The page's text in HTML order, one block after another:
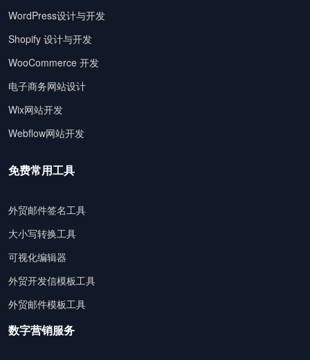
WordPress设计与开发
Shopify 设计与开发
WooCommerce 开发
电子商务网站设计
Wix网站开发
Webflow网站开发
免费常用工具
外贸邮件签名工具
大小写转换工具
可视化编辑器
外贸开发信模板工具
外贸邮件模板工具
数字营销服务